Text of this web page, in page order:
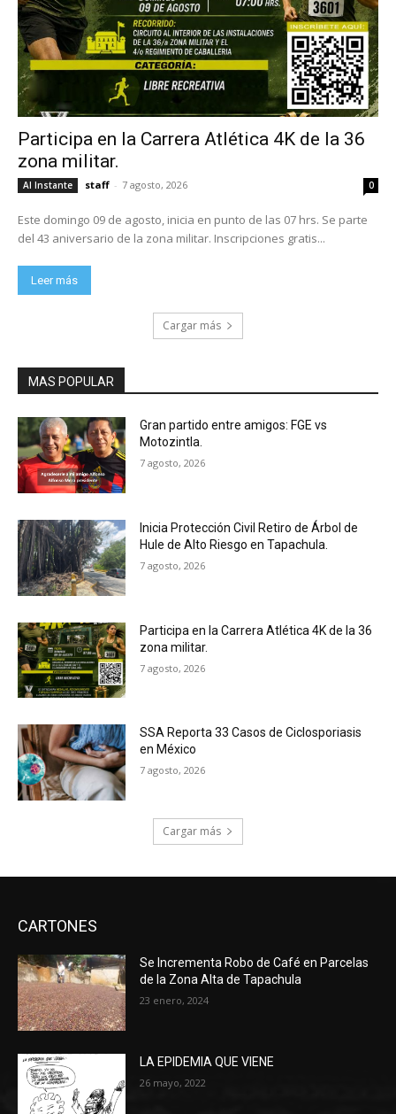
Participa en la Carrera Atlética 4K de la 36
zona militar.
Al Instante staff - 7 agosto, 2026 0
Este domingo 09 de agosto, inicia en punto de las 07 hrs. Se parte
del 43 aniversario de la zona militar. Inscripciones gratis...
Leer más
Cargar más
MAS POPULAR
Gran partido entre amigos: FGE vs
Motozintla.
7 agosto, 2026
Inicia Protección Civil Retiro de Árbol de
Hule de Alto Riesgo en Tapachula.
7 agosto, 2026
Participa en la Carrera Atlética 4K de la 36
zona militar.
7 agosto, 2026
SSA Reporta 33 Casos de Ciclosporiasis
en México
7 agosto, 2026
Cargar más
CARTONES
Se Incrementa Robo de Café en Parcelas
de la Zona Alta de Tapachula
23 enero, 2024
LA EPIDEMIA QUE VIENE
26 mayo, 2022